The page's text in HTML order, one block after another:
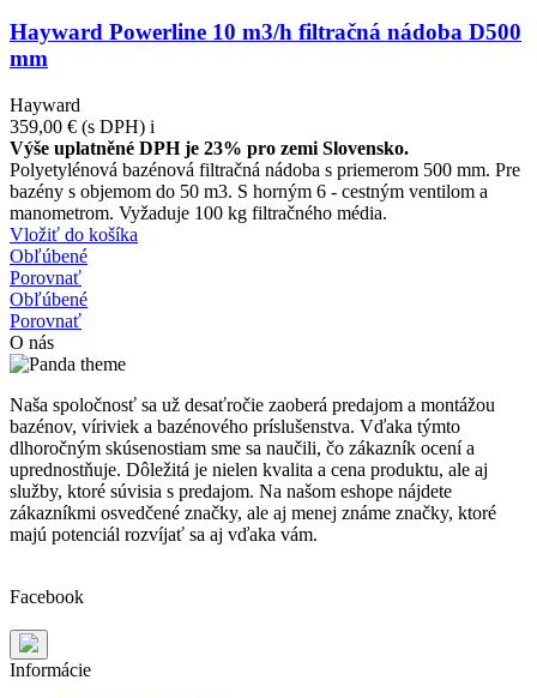
Hayward Powerline 10 m3/h filtračná nádoba D500
mm
Hayward
359,00 € (s DPH) i
Výše uplatněné DPH je 23% pro zemi Slovensko.
Polyetylénová bazénová filtračná nádoba s priemerom 500 mm. Pre
bazény s objemom do 50 m3. S horným 6 - cestným ventilom a
manometrom. Vyžaduje 100 kg filtračného média.
Vložiť do košíka
Obľúbené
Porovnať
Obľúbené
Porovnať
O nás
Naša spoločnosť sa už desaťročie zaoberá predajom a montážou
bazénov, víriviek a bazénového príslušenstva. Vďaka týmto
dlhoročným skúsenostiam sme sa naučili, čo zákazník ocení a
uprednostňuje. Dôležitá je nielen kvalita a cena produktu, ale aj
služby, ktoré súvisia s predajom. Na našom eshope nájdete
zákazníkmi osvedčené značky, ale aj menej známe značky, ktoré
majú potenciál rozvíjať sa aj vďaka vám.
Facebook
Informácie